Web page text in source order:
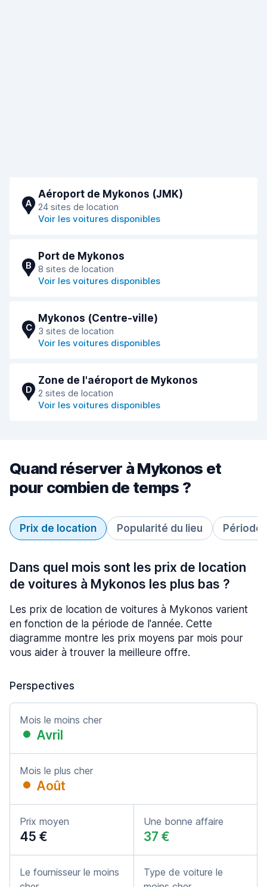
A
Aéroport de Mykonos (JMK)
24 sites de location
Voir les voitures disponibles
B
Port de Mykonos
8 sites de location
Voir les voitures disponibles
C
Mykonos (Сentre-ville)
3 sites de location
Voir les voitures disponibles
D
Zone de l'aéroport de Mykonos
2 sites de location
Voir les voitures disponibles
Quand réserver à Mykonos et
pour combien de temps ?
Prix de location Popularité du lieu Période
Dans quel mois sont les prix de location
de voitures à Mykonos les plus bas ?
Les prix de location de voitures à Mykonos varient
en fonction de la période de l'année. Cette
diagramme montre les prix moyens par mois pour
vous aider à trouver la meilleure offre.
Perspectives
Mois le moins cher
Avril
Mois le plus cher
Août
Prix moyen
45 €
Une bonne affaire
37 €
Le fournisseur le moins
Type de voiture le